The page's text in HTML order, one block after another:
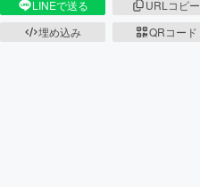
LINEで送る
URLコピー
埋め込み
QRコード